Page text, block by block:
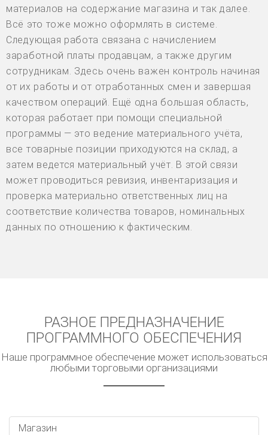
материалов на содержание магазина и так далее.
Всё это тоже можно оформлять в системе.
Следующая работа связана с начислением
заработной платы продавцам, а также другим
сотрудникам. Здесь очень важен контроль начиная
от их работы и от отработанных смен и завершая
качеством операций. Ещё одна большая область,
которая работает при помощи специальной
программы — это ведение материального учёта,
все товарные позиции приходуются на склад, а
затем ведется материальный учёт. В этой связи
может проводиться ревизия, инвентаризация и
проверка материально ответственных лиц на
соответствие количества товаров, номинальных
данных по отношению к фактическим.
РАЗНОЕ ПРЕДНАЗНАЧЕНИЕ
ПРОГРАММНОГО ОБЕСПЕЧЕНИЯ
Наше программное обеспечение может использоваться
любыми торговыми организациями
Магазин